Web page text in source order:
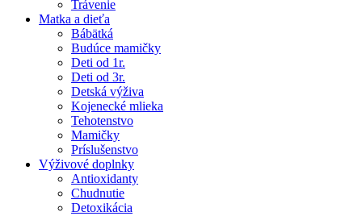
Trávenie
Matka a dieťa
Bábätká
Budúce mamičky
Deti od 1r.
Deti od 3r.
Detská výživa
Kojenecké mlieka
Tehotenstvo
Mamičky
Príslušenstvo
Výživové doplnky
Antioxidanty
Chudnutie
Detoxikácia